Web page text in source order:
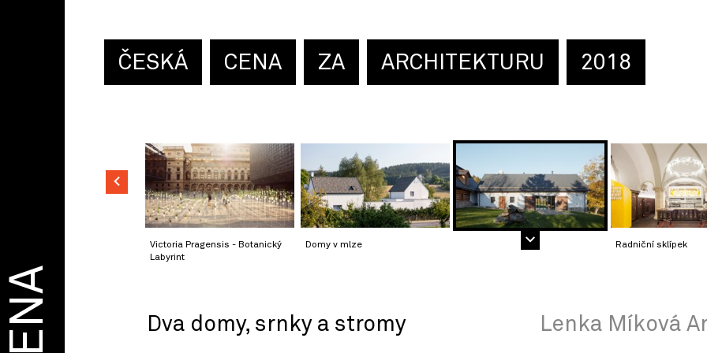
ČESKÁ CENA ZA ARCHITEKTURU 2018
Victoria Pragensis - Botanický
Labyrint
Domy v mlze Radniční sklípek
Dva domy, srnky a stromy Lenka Míková
CENA